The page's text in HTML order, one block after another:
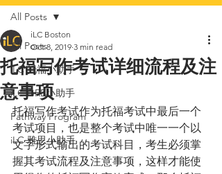
All Posts
iLC 托福小助手
iLC GRE小助手
Pathway Program
iLC 雅思小助手
All Posts
托福写作考试详细流程及注
意事项
iLC Boston
Oct 8, 2019 3 min read
托福写作考试作为托福考试中最后一个
考试项目，也是整个考试中唯一一个以
文字形式输出的考试科目，考生必须掌
握其考试流程及注意事项，这样才能使